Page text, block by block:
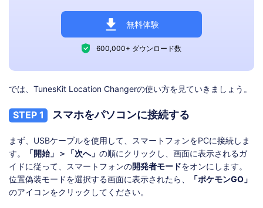
無料体験
600,000+ ダウンロード数
では、TunesKit Location Changerの使い方を見ていきましょう。
STEP 1 スマホをパソコンに接続する
まず、USBケーブルを使用して、スマートフォンをPCに接続しま
す。
「開始」＞「次へ」 の順にクリックし、画面に表示されるガ
イドに従って、スマートフォンの開発者モードをオンにします。
位置偽装モードを選択する画面に表示されたら、
「ポケモンGO」
のアイコンをクリックしてください。